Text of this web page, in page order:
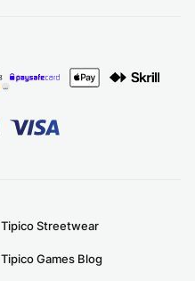
Tipico Streetwear
Tipico Games Blog